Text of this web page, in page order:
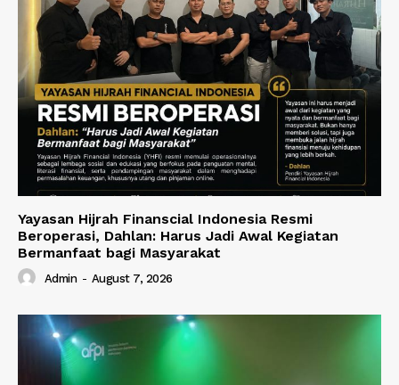
Yayasan Hijrah Finanscial Indonesia Resmi
Beroperasi, Dahlan: Harus Jadi Awal Kegiatan
Bermanfaat bagi Masyarakat
Admin - August 7, 2026